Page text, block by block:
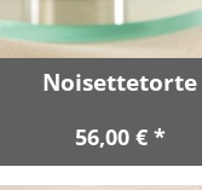
Noisettetorte
56,00 € *